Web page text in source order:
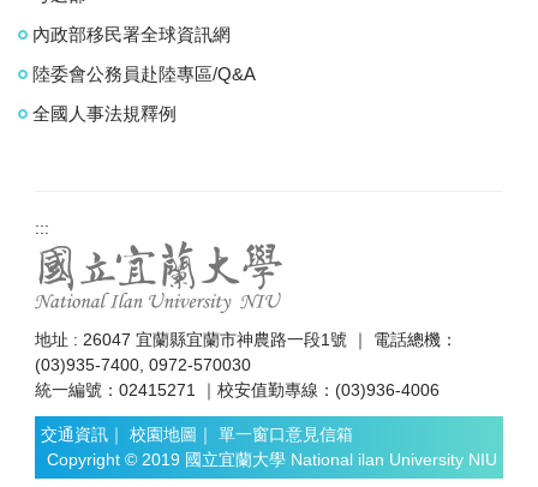
內政部移民署全球資訊網
陸委會公務員赴陸專區/Q&A
全國人事法規釋例
:::
地址 : 26047 宜蘭縣宜蘭市神農路一段1號 ｜ 電話總機：
(03)935-7400, 0972-570030
統一編號：02415271 ｜校安值勤專線：(03)936-4006
交通資訊 ｜ 校園地圖 ｜ 單一窗口意見信箱
Copyright © 2019 國立宜蘭大學 National ilan University NIU